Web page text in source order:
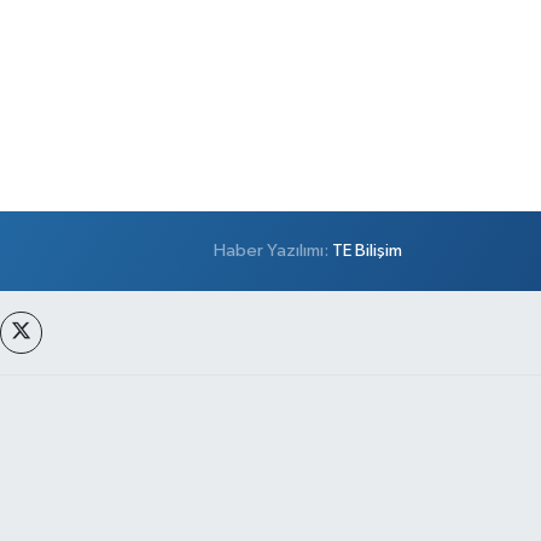
Haber Yazılımı: TE Bilişim